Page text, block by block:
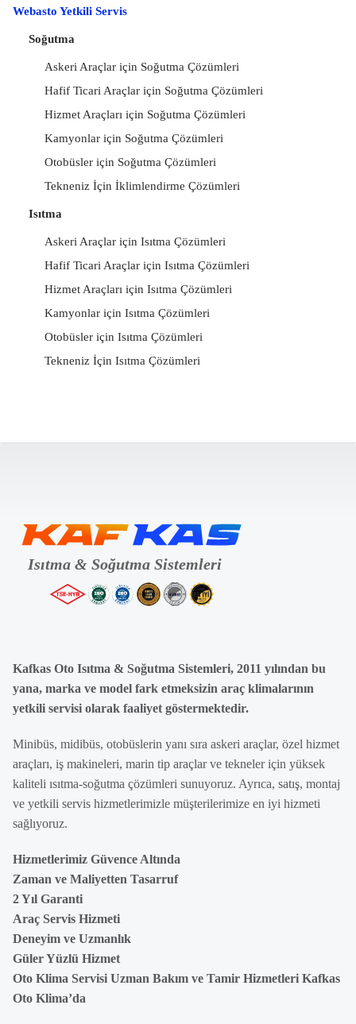
Webasto Yetkili Servis
Soğutma
Askeri Araçlar için Soğutma Çözümleri
Hafif Ticari Araçlar için Soğutma Çözümleri
Hizmet Araçları için Soğutma Çözümleri
Kamyonlar için Soğutma Çözümleri
Otobüsler için Soğutma Çözümleri
Tekneniz İçin İklimlendirme Çözümleri
Isıtma
Askeri Araçlar için Isıtma Çözümleri
Hafif Ticari Araçlar için Isıtma Çözümleri
Hizmet Araçları için Isıtma Çözümleri
Kamyonlar için Isıtma Çözümleri
Otobüsler için Isıtma Çözümleri
Tekneniz İçin Isıtma Çözümleri
Kafkas Oto Isıtma & Soğutma Sistemleri, 2011 yılından bu
yana, marka ve model fark etmeksizin araç klimalarının
yetkili servisi olarak faaliyet göstermektedir.
Minibüs, midibüs, otobüslerin yanı sıra askeri araçlar, özel hizmet
araçları, iş makineleri, marin tip araçlar ve tekneler için yüksek
kaliteli ısıtma-soğutma çözümleri sunuyoruz. Ayrıca, satış, montaj
ve yetkili servis hizmetlerimizle müşterilerimize en iyi hizmeti
sağlıyoruz.
Hizmetlerimiz Güvence Altında
Zaman ve Maliyetten Tasarruf
2 Yıl Garanti
Araç Servis Hizmeti
Deneyim ve Uzmanlık
Güler Yüzlü Hizmet
Oto Klima Servisi Uzman Bakım ve Tamir Hizmetleri Kafkas
Oto Klima’da